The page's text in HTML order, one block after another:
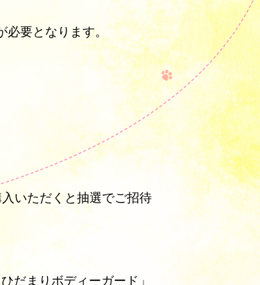
要となります。
いただくと抽選でご招待
だまりボディーガード」